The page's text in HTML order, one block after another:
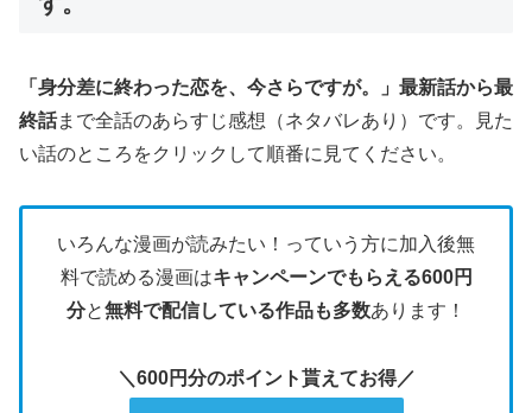
「身分差に終わった恋を、今さらですが。」最新話から最
終話まで全話のあらすじ感想（ネタバレあり）です。見た
い話のところをクリックして順番に見てください。
いろんな漫画が読みたい！っていう方に加入後無
料で読める漫画はキャンペーンでもらえる600円
分と無料で配信している作品も多数あります！
＼600円分のポイント貰えてお得／